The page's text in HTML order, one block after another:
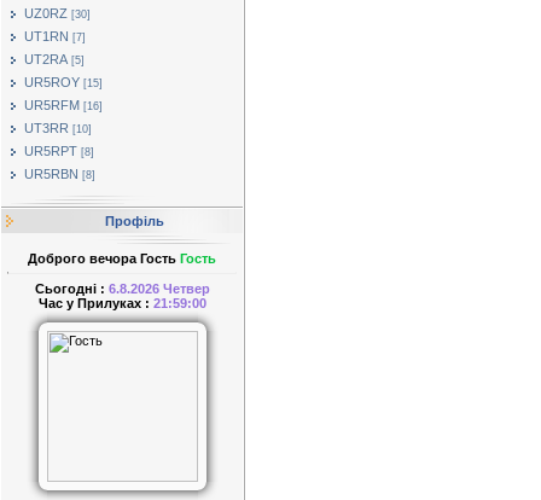
UZ0RZ [30]
UT1RN [7]
UT2RA [5]
UR5ROY [15]
UR5RFM [16]
UT3RR [10]
UR5RPT [8]
UR5RBN [8]
Профіль
Доброго вечора Гость Гость
Сьогодні : 6.8.2026 Четвер
Час у Прилуках : 21:59:00